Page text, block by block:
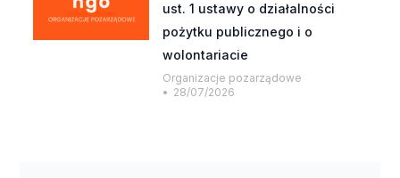
ust. 1 ustawy o działalności
pożytku publicznego i o
wolontariacie
Organizacje pozarządowe
28/07/2026